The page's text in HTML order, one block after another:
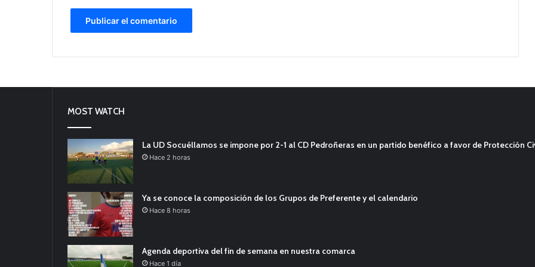
MOST WATCH
La UD Socuéllamos se impone por 2-1 al CD Pedroñeras en un partido benéfico a favor de Protección
Hace 2 horas
Ya se conoce la composición de los Grupos de Preferente y el calendario
Hace 8 horas
Agenda deportiva del fin de semana en nuestra comarca
Hace 1 día